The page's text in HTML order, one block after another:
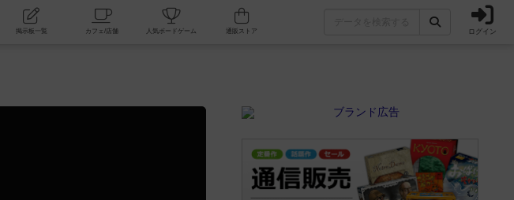
コミュニティ 掲示板一覧 カフェ/店舗 人気ボードゲーム ログイン